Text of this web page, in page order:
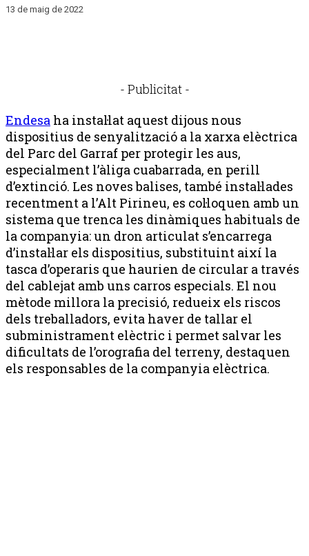
13 de maig de 2022
- Publicitat -
Endesa ha instal·lat aquest dijous nous
dispositius de senyalització a la xarxa elèctrica
del Parc del Garraf per protegir les aus,
especialment l’àliga cuabarrada, en perill
d’extinció. Les noves balises, també instal·lades
recentment a l’Alt Pirineu, es col·loquen amb un
sistema que trenca les dinàmiques habituals de
la companyia: un dron articulat s’encarrega
d’instal·lar els dispositius, substituint així la
tasca d’operaris que haurien de circular a través
del cablejat amb uns carros especials. El nou
mètode millora la precisió, redueix els riscos
dels treballadors, evita haver de tallar el
subministrament elèctric i permet salvar les
dificultats de l’orografia del terreny, destaquen
els responsables de la companyia elèctrica.